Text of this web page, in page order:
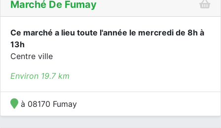
Marché De Fumay
Ce marché a lieu toute l'année le mercredi de 8h à
13h
Centre ville
Environ 19.7 km
à 08170 Fumay